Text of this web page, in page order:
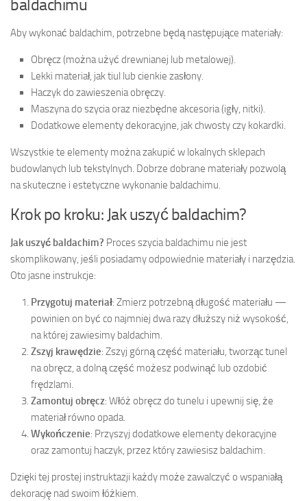
baldachimu
Aby wykonać baldachim, potrzebne będą następujące materiały:
Obręcz (można użyć drewnianej lub metalowej).
Lekki materiał, jak tiul lub cienkie zasłony.
Haczyk do zawieszenia obręczy.
Maszyna do szycia oraz niezbędne akcesoria (igły, nitki).
Dodatkowe elementy dekoracyjne, jak chwosty czy kokardki.
Wszystkie te elementy można zakupić w lokalnych sklepach
budowlanych lub tekstylnych. Dobrze dobrane materiały pozwolą
na skuteczne i estetyczne wykonanie baldachimu.
Krok po kroku: Jak uszyć baldachim?
Jak uszyć baldachim? Proces szycia baldachimu nie jest
skomplikowany, jeśli posiadamy odpowiednie materiały i narzędzia.
Oto jasne instrukcje:
Przygotuj materiał: Zmierz potrzebną długość materiału —
powinien on być co najmniej dwa razy dłuższy niż wysokość,
na której zawiesimy baldachim.
Zszyj krawędzie: Zszyj górną część materiału, tworząc tunel
na obręcz, a dolną część możesz podwinąć lub ozdobić
frędzlami.
Zamontuj obręcz: Włóż obręcz do tunelu i upewnij się, że
materiał równo opada.
Wykończenie: Przyszyj dodatkowe elementy dekoracyjne
oraz zamontuj haczyk, przez który zawiesisz baldachim.
Dzięki tej prostej instruktazji każdy może zawalczyć o wspaniałą
dekorację nad swoim łóżkiem.